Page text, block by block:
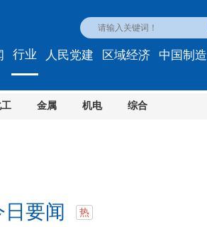
行业
金属 机电 综合
人民党建 区域经济 中国制造
日要闻 热